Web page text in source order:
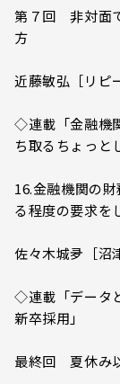
第７回 非対面
方
近藤敏弘［リピ
◇連載「金融機
ち取るちょっと
16.金融機関の
る程度の要求を
佐々木城夛［沼
◇連載「データ
新卒採用」
最終回 夏休み